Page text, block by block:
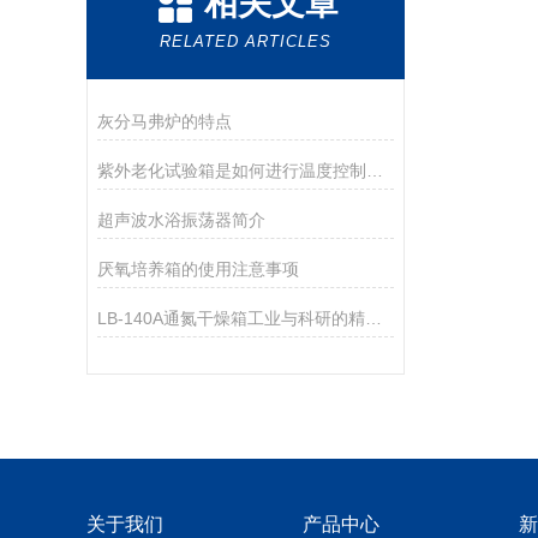
RELATED ARTICLES
灰分马弗炉的特点
超声波水浴振荡器简介
厌氧培养箱的使用注意事项
LB-140A通氮干燥箱工业与科研的精准“锁水”卫士
关于我们 产品中心